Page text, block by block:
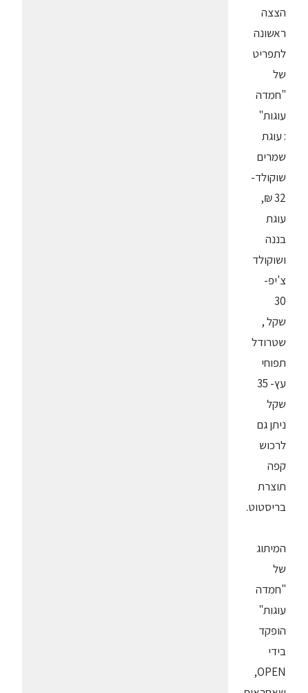
הצצה
ראשונה
לתפריט
של
"חמדה
עוגות"
: עוגת
שמרים
שוקולד-
32 ₪,
עוגת
בננה
ושוקולד
צ'יפ-
30
שקל ,
שטרודל
תפוחי
עץ- 35
שקל
ניתן גם
לרכוש
קפה
תוצרת
בריסטוט.
המיתוג
של
"חמדה
עוגות"
הופקד
בידי
OPEN,